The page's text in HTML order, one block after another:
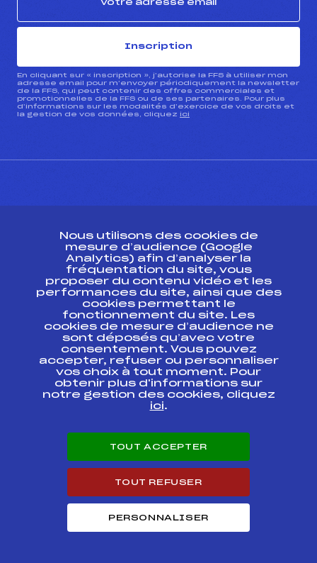
Inscription
En cliquant sur « inscription », j’autorise la FFS à utiliser mon
adresse email pour m’envoyer périodiquement la newsletter
de la FFS, qui peut contenir des offres commerciales et
promotionnelles de la FFS ou de ses partenaires. Pour plus
d’informations sur les modalités d’exercice de vos droits et
la gestion de vos données, cliquez ici
Ressources
Pass’Neige
Projet sportif fédéral
Projet de performance fédéral
Antidopage
Pôle Développement, Formation, Suivi
Scientifique
Listes ministérielles
Pôle vie de l’athlète
Enseignement professionnel
Carrières
Nous utilisons des cookies de
mesure d’audience (Google
Analytics) afin d’analyser la
fréquentation du site, vous
proposer du contenu vidéo et les
performances du site, ainsi que des
cookies permettant le
fonctionnement du site. Les
cookies de mesure d’audience ne
sont déposés qu’avec votre
consentement. Vous pouvez
accepter, refuser ou personnaliser
vos choix à tout moment. Pour
obtenir plus d'informations sur
notre gestion des cookies, cliquez
ici.
TOUT ACCEPTER
TOUT REFUSER
PERSONNALISER